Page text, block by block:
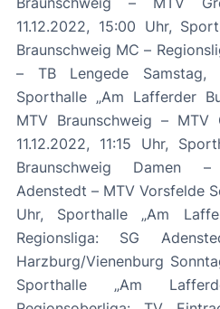
11.12.2022, 15:00 Uhr,
Braunschweig MC – Regionsliga: MTV Groß Lafferde II
– TB Lengede Samstag, 10.12.2022, 17:00 Uhr,
Sporthalle „Am Lafferder Busch“ ME –
MTV Braunschweig – MTV Groß
11.12.2022, 11:15 Uhr,
Braunschweig Damen – Regionsoberliga: SG
Adenstedt – MTV Vorsfelde Sonntag, 11.12.2022, 16:30
Uhr, Sporthalle „Am Lafferder
Regionsliga: SG Adenstedt II – HSG Bad
Harzburg/Vienenburg Sonntag, 11.12.2022, 14:30 Uhr,
Sporthalle „Am Lafferder